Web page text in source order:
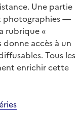
Une partie
photographies —
rubrique «
donne accès à un
Tous les
enrichir cette